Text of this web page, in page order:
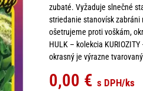
zubaté. Vyžaduje slnečné
striedanie stanovísk
ošetrujeme proti voškám,
HULK – kolekcia
okrasný je výrazne
0,00 € s DPH/ks